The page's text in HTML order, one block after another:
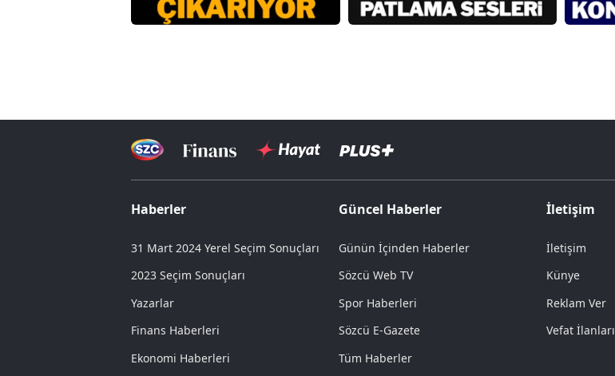
Haberler
31 Mart 2024 Yerel Seçim Sonuçları
2023 Seçim Sonuçları
Yazarlar
Finans Haberleri
Ekonomi Haberleri
Güncel Haberler
Günün İçinden Haberler
Sözcü Web TV
Spor Haberleri
Sözcü E-Gazete
Tüm Haberler
İletişim
İletişim
Künye
Reklam Ver
Vefat İlanları